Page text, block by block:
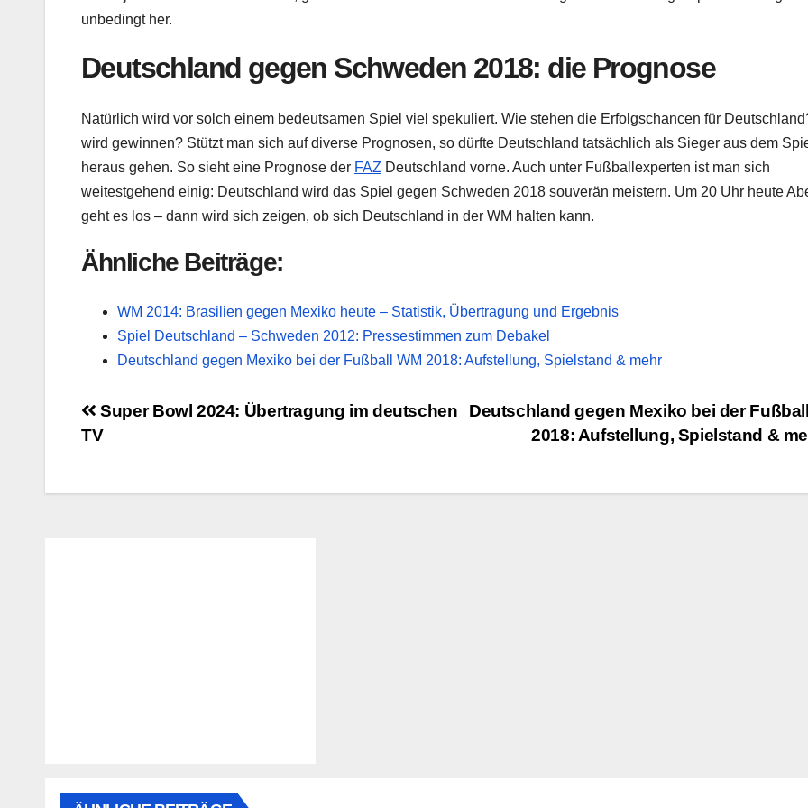
unbedingt her.
Deutschland gegen Schweden 2018: die Prognose
Natürlich wird vor solch einem bedeutsamen Spiel viel spekuliert. Wie stehen die Erfolgschancen für
wird gewinnen? Stützt man sich auf diverse Prognosen, so dürfte Deutschland tatsächlich als Sieger aus dem
heraus gehen. So sieht eine Prognose der FAZ Deutschland vorne. Auch unter Fußballexperten ist man sich
weitestgehend einig: Deutschland wird das Spiel gegen Schweden 2018 souverän meistern. Um 20 Uhr heute
geht es los – dann wird sich zeigen, ob sich Deutschland in der WM halten kann.
Ähnliche Beiträge:
WM 2014: Brasilien gegen Mexiko heute – Statistik, Übertragung und Ergebnis
Spiel Deutschland – Schweden 2012: Pressestimmen zum Debakel
Deutschland gegen Mexiko bei der Fußball WM 2018: Aufstellung, Spielstand & mehr
Beitragsnavigation
Deutschland gegen Mexiko bei der
2018: Aufstellung, Spielstand &
Super Bowl 2024: Übertragung im deutschen
TV